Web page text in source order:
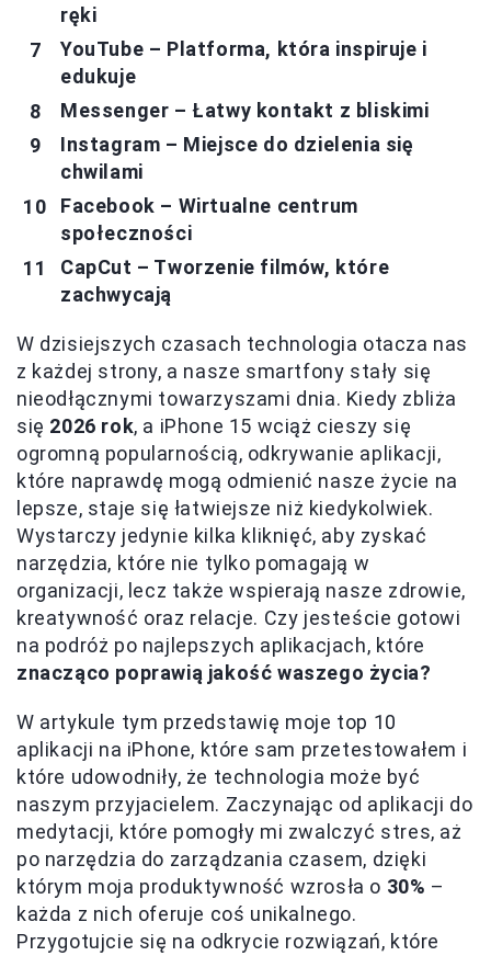
ręki
YouTube – Platforma, która inspiruje i
edukuje
Messenger – Łatwy kontakt z bliskimi
Instagram – Miejsce do dzielenia się
chwilami
Facebook – Wirtualne centrum
społeczności
CapCut – Tworzenie filmów, które
zachwycają
W dzisiejszych czasach technologia otacza nas
z każdej strony, a nasze smartfony stały się
nieodłącznymi towarzyszami dnia. Kiedy zbliża
się 2026 rok, a iPhone 15 wciąż cieszy się
ogromną popularnością, odkrywanie aplikacji,
które naprawdę mogą odmienić nasze życie na
lepsze, staje się łatwiejsze niż kiedykolwiek.
Wystarczy jedynie kilka kliknięć, aby zyskać
narzędzia, które nie tylko pomagają w
organizacji, lecz także wspierają nasze zdrowie,
kreatywność oraz relacje. Czy jesteście gotowi
na podróż po najlepszych aplikacjach, które
znacząco poprawią jakość waszego życia?
W artykule tym przedstawię moje top 10
aplikacji na iPhone, które sam przetestowałem i
które udowodniły, że technologia może być
naszym przyjacielem. Zaczynając od aplikacji do
medytacji, które pomogły mi zwalczyć stres, aż
po narzędzia do zarządzania czasem, dzięki
którym moja produktywność wzrosła o 30% –
każda z nich oferuje coś unikalnego.
Przygotujcie się na odkrycie rozwiązań, które